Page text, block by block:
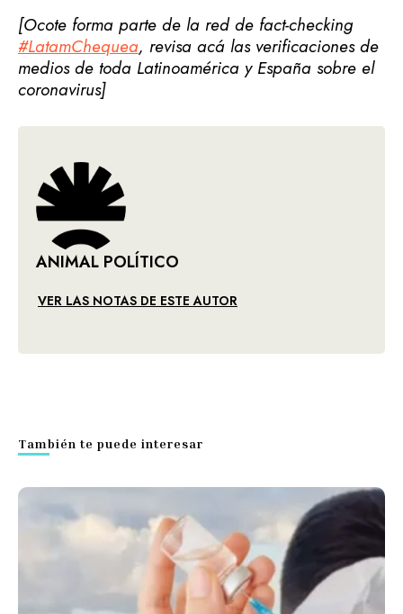
[Ocote forma parte de la red de fact-checking
#LatamChequea, revisa acá las verificaciones de
medios de toda Latinoamérica y España sobre el
coronavirus]
ANIMAL POLÍTICO
VER LAS NOTAS DE ESTE AUTOR
También te puede interesar